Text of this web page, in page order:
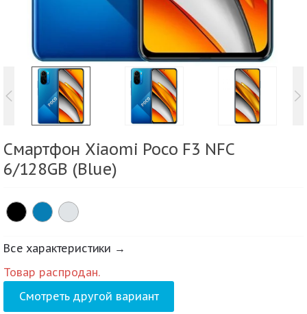
Смартфон Xiaomi Poco F3 NFC
6/128GB (Blue)
Все характеристики →
Товар распродан.
Смотреть другой вариант